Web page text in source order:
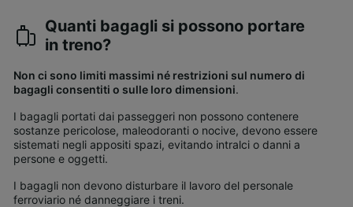
Quanti bagagli si possono portare
in treno?
Non ci sono limiti massimi né restrizioni sul numero di
bagagli consentiti o sulle loro dimensioni.
I bagagli portati dai passeggeri non possono contenere
sostanze pericolose, maleodoranti o nocive, devono essere
sistemati negli appositi spazi, evitando intralci o danni a
persone e oggetti.
I bagagli non devono disturbare il lavoro del personale
ferroviario né danneggiare i treni.